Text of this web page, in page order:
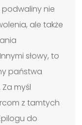
nie
ale także
słowy, to
państwa
Za myśl
z tamtych
do